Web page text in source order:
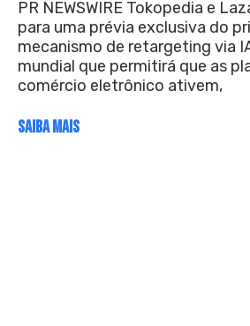
PR NEWSWIRE Tokopedia e
para uma prévia exclusiva do
mecanismo de retargeting via
mundial que permitirá que as
comércio eletrônico ativem,
SAIBA MAIS